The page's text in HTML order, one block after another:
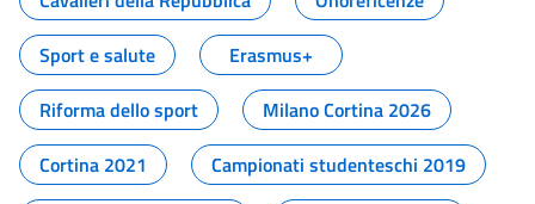
Sport e salute
Erasmus+
Riforma dello sport
Milano Cortina 2026
Cortina 2021
Campionati studenteschi 2019